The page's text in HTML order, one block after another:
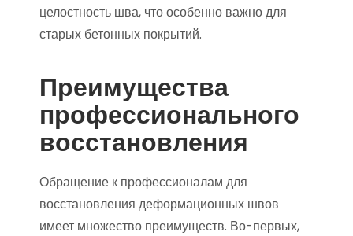
целостность шва, что особенно важно для
старых бетонных покрытий.
Преимущества
профессионального
восстановления
Обращение к профессионалам для
восстановления деформационных швов
имеет множество преимуществ. Во-первых,